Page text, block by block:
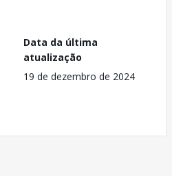
Data da última
atualização
19 de dezembro de 2024